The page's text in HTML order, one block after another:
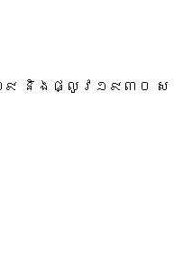
និងផ្លូវ១៩៣០ ស